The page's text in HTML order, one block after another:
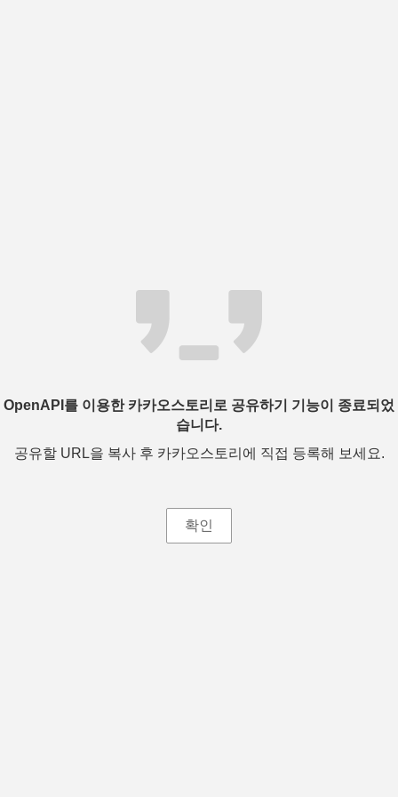
OpenAPI를 이용한 카카오스토리로 공유하기 기능이 종료되었
습니다.
공유할 URL을 복사 후 카카오스토리에 직접 등록해 보세요.
확인